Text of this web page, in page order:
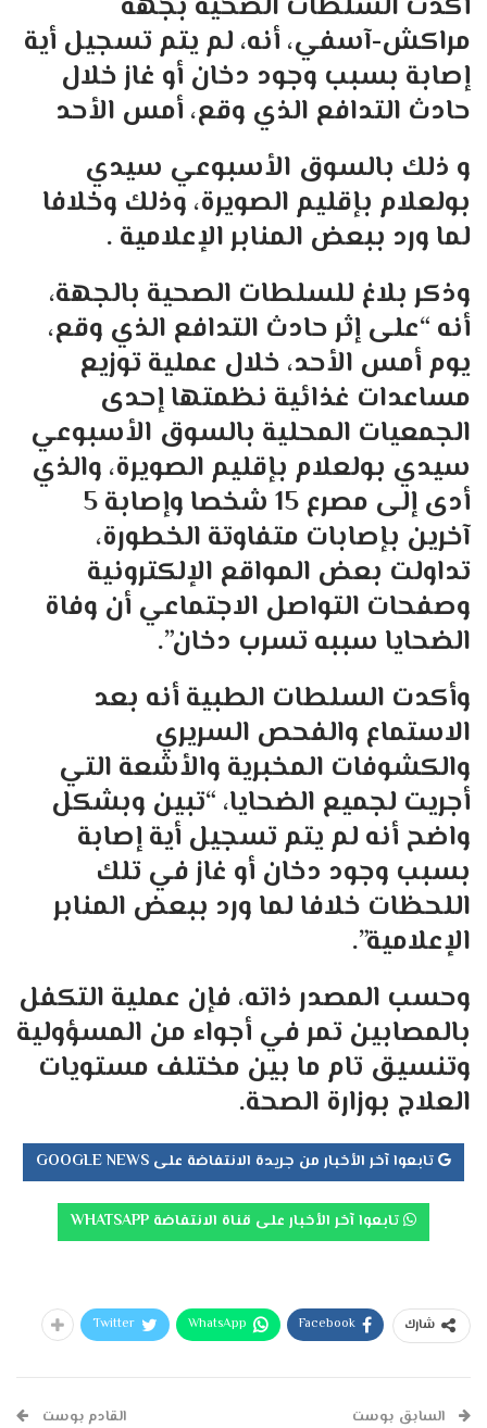
مراكش-آسفي، أنه، لم يتم تسجيل أية
إصابة بسبب وجود دخان أو غاز خلال
حادث التدافع الذي وقع، أمس الأحد
و ذلك بالسوق الأسبوعي سيدي
بولعلام بإقليم الصويرة، وذلك وخلافا
لما ورد ببعض المنابر الإعلامية .
وذكر بلاغ للسلطات الصحية بالجهة،
أنه “على إثر حادث التدافع الذي وقع،
يوم أمس الأحد، خلال عملية توزيع
مساعدات غذائية نظمتها إحدى
الجمعيات المحلية بالسوق الأسبوعي
سيدي بولعلام بإقليم الصويرة، والذي
أدى إلى مصرع 15 شخصا وإصابة 5
آخرين بإصابات متفاوتة الخطورة،
تداولت بعض المواقع الإلكترونية
وصفحات التواصل الاجتماعي أن وفاة
الضحايا سببه تسرب دخان”.
وأكدت السلطات الطبية أنه بعد
الاستماع والفحص السريري
والكشوفات المخبرية والأشعة التي
أجريت لجميع الضحايا، “تبين وبشكل
واضح أنه لم يتم تسجيل أية إصابة
بسبب وجود دخان أو غاز في تلك
اللحظات خلافا لما ورد ببعض المنابر
الإعلامية”.
وحسب المصدر ذاته، فإن عملية التكفل
بالمصابين تمر في أجواء من المسؤولية
وتنسيق تام ما بين مختلف مستويات
العلاج بوزارة الصحة.
تابعوا آخر الأخبار من جريدة الانتفاضة على GOOGLE NEWS
تابعوا آخر الأخبار على قناة الانتفاضة WHATSAPP
شارك Facebook
WhatsApp
Twitter
السابق بوست القادم بوست